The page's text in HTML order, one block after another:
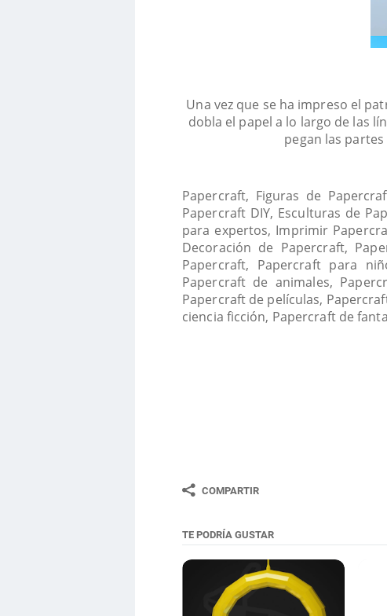
Una vez que se ha impreso el
dobla el papel a lo largo de las
pegan las
Papercraft, Figuras de
Papercraft DIY, Esculturas de
para expertos, Imprimir
Decoración de Papercraft,
Papercraft, Papercraft para
Papercraft de animales,
Papercraft de películas,
ciencia ficción, Papercraft de
COMPARTIR
TE PODRÍA GUSTAR